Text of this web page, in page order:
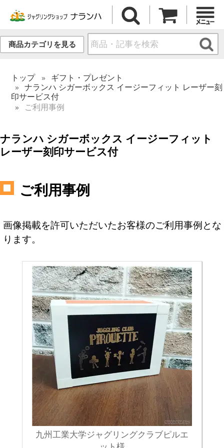
商品カテゴリを見る
トップ
ギフト・プレゼント
ナランハ シガーボックス イージーフィット レーザー刻
印サービス付
ご利用事例
ナランハ シガーボックス イージーフィット
レーザー刻印サービス付
ご利用事例
画像掲載を許可いただいたお客様のご利用事例とな
ります。
九州工業大学ジャグリングクラブピルエ